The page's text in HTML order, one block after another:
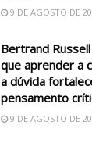
9 DE AGOSTO DE
Bertrand
que aprender a
a dúvida
pensamento
9 DE AGOSTO DE